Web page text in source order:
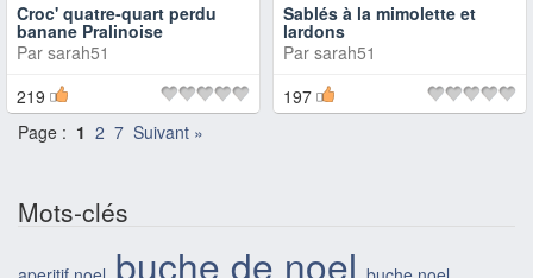
Croc' quatre-quart perdu
banane Pralinoise
Par sarah51
219
Sablés à la mimolette et
lardons
Par sarah51
197
Page : 1 2 7 Suivant »
Mots-clés
buche de noel